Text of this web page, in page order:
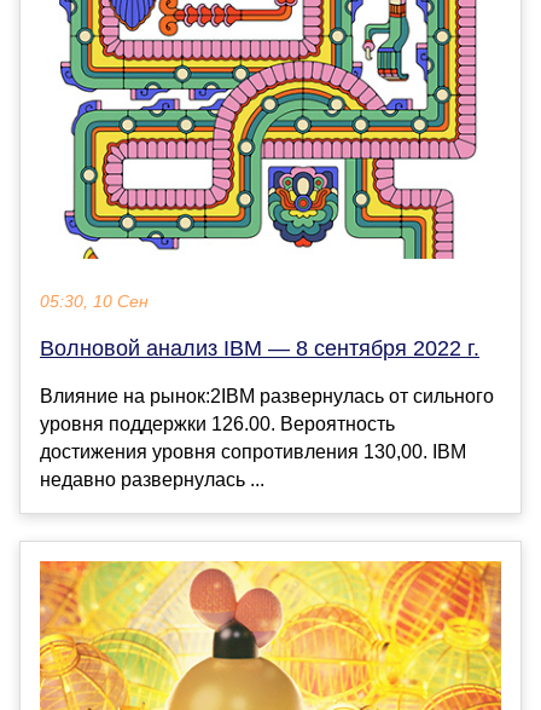
05:30, 10 Сен
Волновой анализ IBM — 8 сентября 2022 г.
Влияние на рынок:2IBM развернулась от сильного
уровня поддержки 126.00. Вероятность
достижения уровня сопротивления 130,00. IBM
недавно развернулась ...